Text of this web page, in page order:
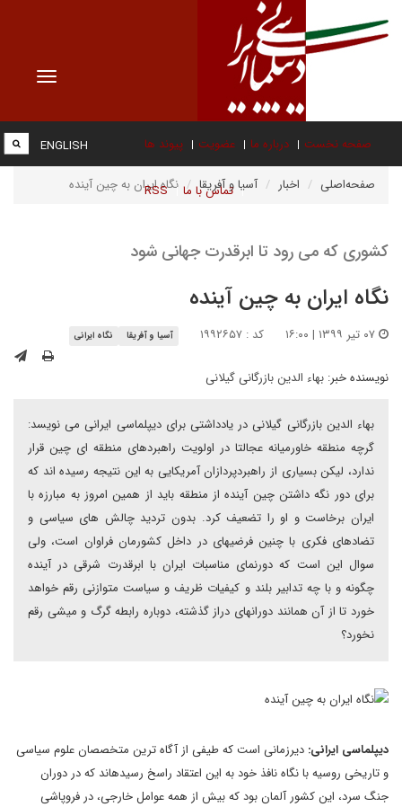
Toggle
صفحه نخست درباره ما عضویت پیوند ها
تماس با ما RSS
ENGLISH
صفحه‌اصلی اخبار آسیا و آفریقا نگاه ایران به چین آینده
کشوری که می رود تا ابرقدرت جهانی شود
نگاه ایران به چین آینده
کد : ۱۹۹۲۶۵۷ آسیا و آفریقا نگاه ایرانی
نویسنده خبر: بهاء الدین بازرگانی گیلانی
بهاء الدین بازرگانی گیلانی در یادداشتی برای دیپلماسی ایرانی می نویسد:
گرچه منطقه خاورمیانه عجالتا در اولویت راهبردهای منطقه ای چین قرار
ندارد، لیکن بسیاری از راهبردپردازان آمریکایی به این نتیجه رسیده اند که
برای دور نگه داشتن چین آینده از منطقه باید از همین امروز به مبارزه با
ایران برخاست و او را تضعیف کرد. بدون تردید چالش های سیاسی و
تضادهای فکری با چنین فرضیه‎ای در داخل کشورمان فراوان است، ولی
سوال این است که دورنمای مناسبات ایران با ابرقدرت شرقی در آینده
چگونه و با چه تدابیر بلند و کیفیات ظریف و سیاست متوازنی رقم خواهد
خورد تا از آن همانند دوران‏های دراز گذشته، دوباره رابطه گرگ و میشی رقم
نخورد؟
دیپلماسی ایرانی: دیرزمانی است که طیفی از آگاه ترین متخصصان علوم سیاسی
و تاریخی روسیه با نگاه نافذ خود به این اعتقاد راسخ رسیده‏اند که در دوران
جنگ سرد، این کشور آلمان بود که بیش از همه عوامل خارجی، در فروپاشی